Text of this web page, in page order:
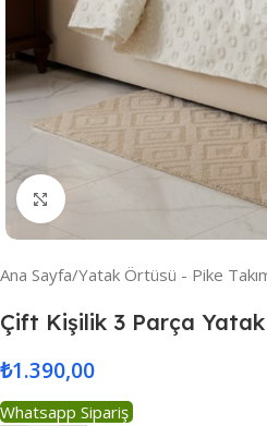
Resmi Büyüt
Ana Sayfa/Yatak Örtüsü - Pike
Çift Kişilik 3 Parça
₺1.390,00
Whatsapp Sipariş